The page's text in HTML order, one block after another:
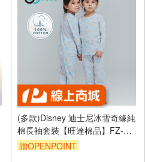
(多款)Disney 迪士尼冰雪奇緣純
棉長袖套裝【旺達棉品】FZ-
NL002.FZ-NL004
贈OPENPOINT